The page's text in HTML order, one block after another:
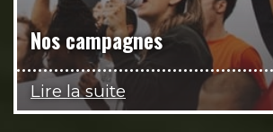
Nos campagnes
Lire la suite